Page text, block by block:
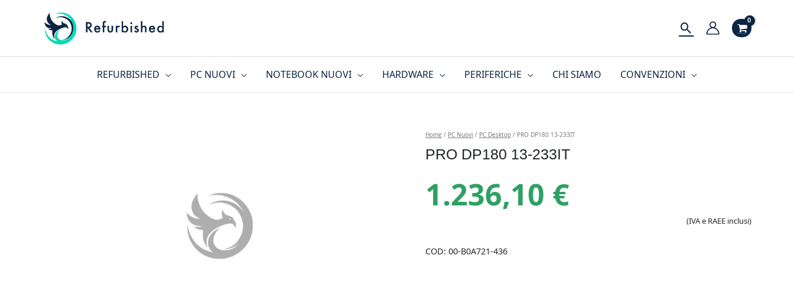
contenuto
Cerca
REFURBISHED PC NUOVI NOTEBOOK NUOVI HARDWARE PERIFERICHE CHI SIAMO CONVENZIONI
Home / PC Nuovi / PC Desktop / PRO DP180 13-233IT
PRO DP180 13-233IT
1.236,10 €
(IVA e RAEE inclusi)
COD: 00-B0A721-436